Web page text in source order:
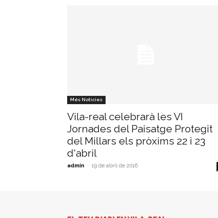
Més Notícies
Vila-real celebrarà les VI
Jornades del Paisatge Protegit
del Millars els pròxims 22 i 23
d'abril
admin - 19 de abril de 2016